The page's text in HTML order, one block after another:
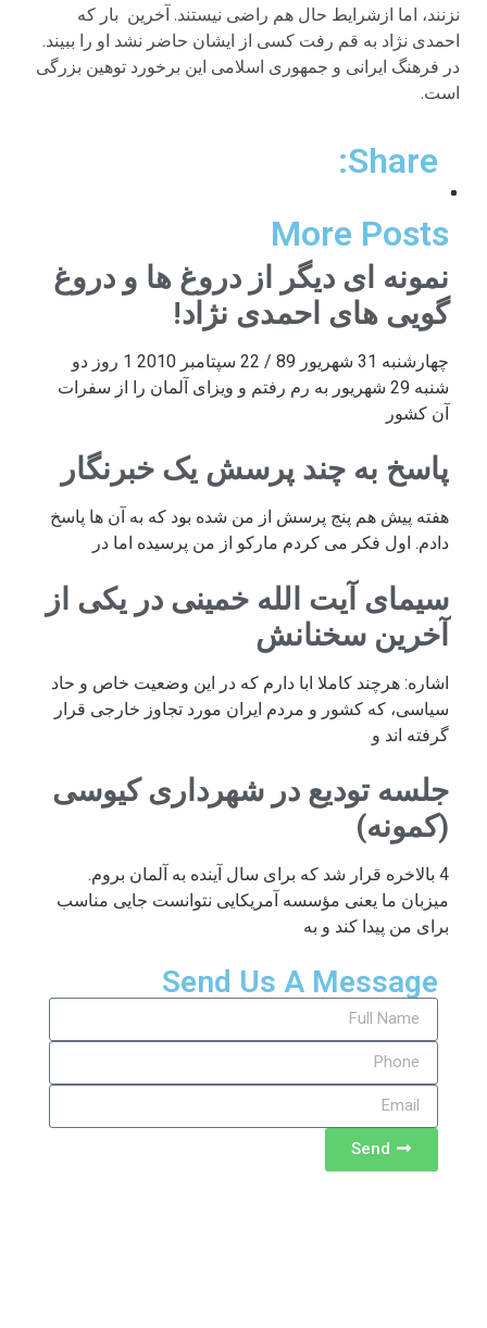
نزنند، اما ازشرایط حال هم راضی نیستند. آخرین بار که
احمدی نژاد به قم رفت کسی از ایشان حاضر نشد او را ببیند.
در فرهنگ ایرانی و جمهوری اسلامی این برخورد توهین بزرگی
است.
Share:
More Posts
نمونه ای دیگر از دروغ ها و دروغ
گویی های احمدی نژاد!
چهارشنبه 31 شهریور 89 / 22 سپتامبر 2010 1 روز دو
شنبه 29 شهریور به رم رفتم و ویزای آلمان را از سفرات
آن کشور
پاسخ به چند پرسش یک خبرنگار
هفته پیش هم پنج پرسش از من شده بود که به آن ها پاسخ
دادم. اول فکر می کردم مارکو از من پرسیده اما در
سیمای آیت الله خمینی در یکی از
آخرین سخنانش
اشاره: هرچند کاملا ابا دارم که در این وضعیت خاص و حاد
سیاسی، که کشور و مردم ایران مورد تجاوز خارجی قرار
گرفته اند و
جلسه تودیع در شهرداری کیوسی
(کمونه)
4 بالاخره قرار شد که برای سال آینده به آلمان بروم.
میزبان ما یعنی مؤسسه آمریکایی نتوانست جایی مناسب
برای من پیدا کند و به
Send Us A Message
Send